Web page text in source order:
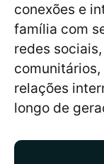
conexões e
família com
redes
relações
longo de